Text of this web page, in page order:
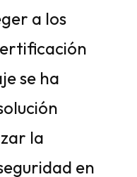
a los
se ha
la
en